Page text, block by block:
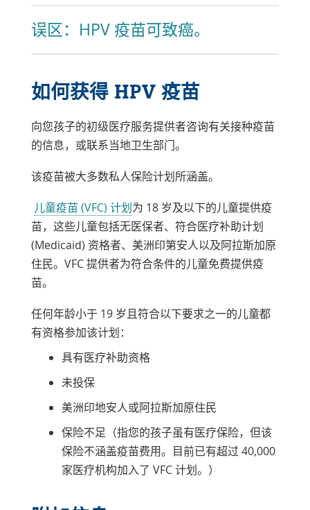
误区：HPV 疫苗可致癌。
如何获得 HPV 疫苗
向您孩子的初级医疗服务提供者咨询有关接种疫苗
的信息，或联系当地卫生部门。
该疫苗被大多数私人保险计划所涵盖。
儿童疫苗 (VFC) 计划链
接
在
新
中
开
为 18 岁及以下的儿童提供疫
苗，这些儿童包括无医保者、符合医疗补助计划
(Medicaid) 资格者、美洲印第安人以及阿拉斯加原
住民。VFC 提供者为符合条件的儿童免费提供疫
苗。
任何年龄小于 19 岁且符合以下要求之一的儿童都
有资格参加该计划：
具有医疗补助资格
未投保
美洲印地安人或阿拉斯加原住民
保险不足（指您的孩子虽有医疗保险，但该
保险不涵盖疫苗费用。目前已有超过 40,000
家医疗机构加入了 VFC 计划。）